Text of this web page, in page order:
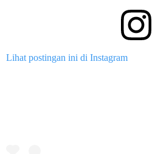
Lihat postingan ini di Instagram